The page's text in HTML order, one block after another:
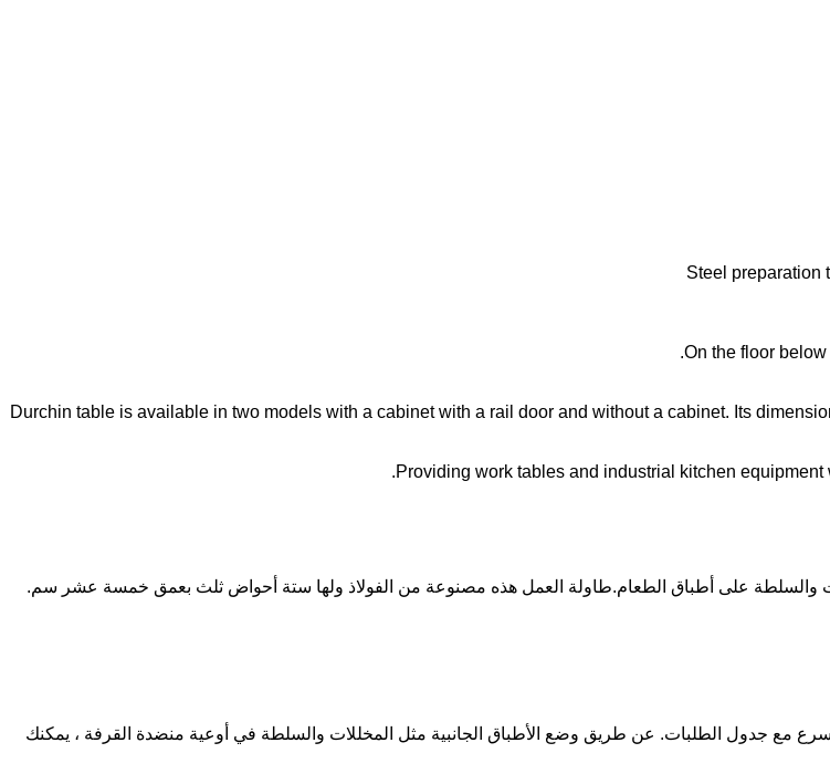
Steel preparation
On the floor
Durchin table is available in two models with a cabinet with a rail door and without a cabinet. Its
Providing work tables and industrial kitchen
والسلطة على أطباق الطعام.طاولة العمل هذه مصنوعة من الفولاذ ولها ستة أحواض ثلث بعمق خمسة عشر سم.
مع جدول الطلبات. عن طريق وضع الأطباق الجانبية مثل المخللات والسلطة في أوعية منضدة القرفة ، يمكنك